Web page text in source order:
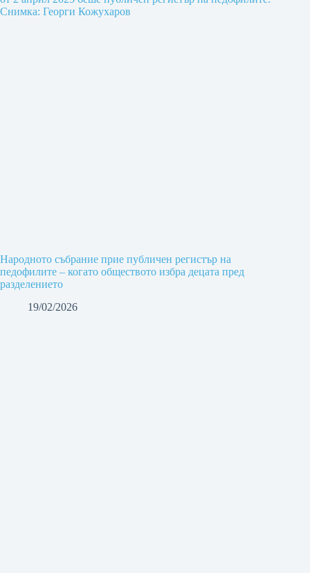
Народното събрание прие публичен регистър на
педофилите – когато обществото избра децата пред
разделението
19/02/2026